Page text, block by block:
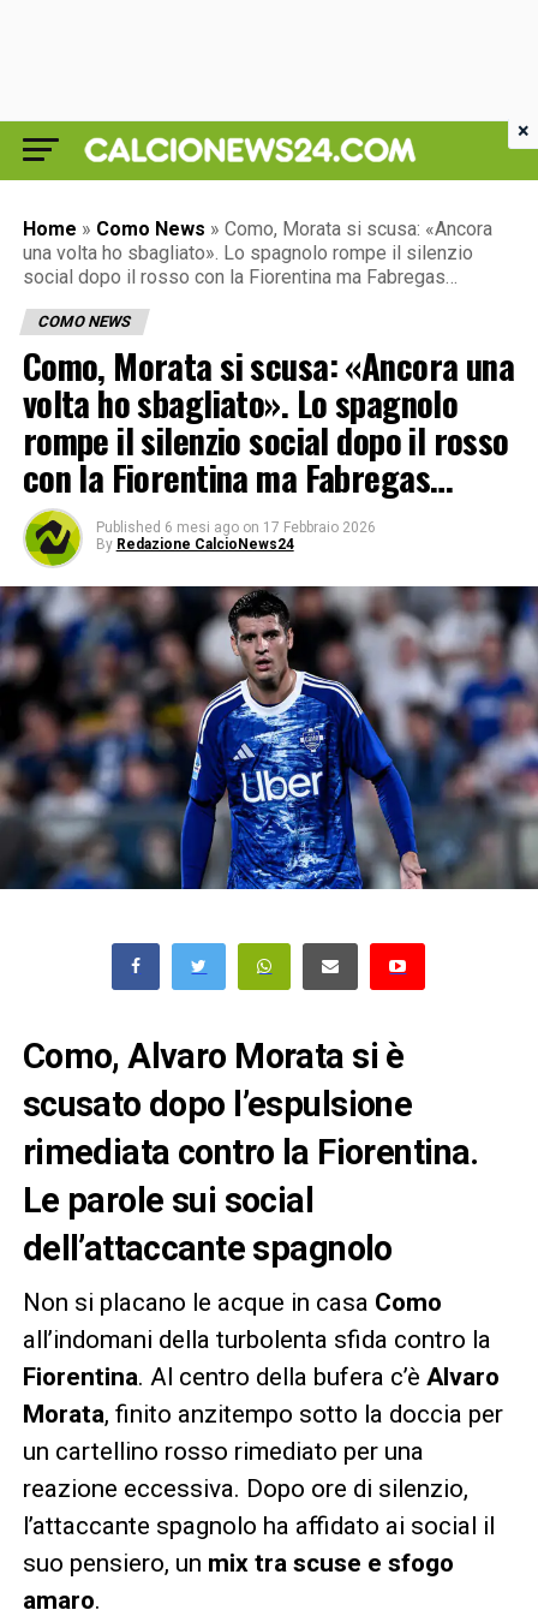
Home » Como News » Como, Morata si scusa: «Ancora
una volta ho sbagliato». Lo spagnolo rompe il silenzio
social dopo il rosso con la Fiorentina ma Fabregas…
COMO NEWS
Como, Morata si scusa: «Ancora una
volta ho sbagliato». Lo spagnolo
rompe il silenzio social dopo il rosso
con la Fiorentina ma Fabregas…
Published 6 mesi ago on 17 Febbraio 2026
By Redazione CalcioNews24
Como, Alvaro Morata si è
scusato dopo l’espulsione
rimediata contro la Fiorentina.
Le parole sui social
dell’attaccante spagnolo
Non si placano le acque in casa Como
all’indomani della turbolenta sfida contro la
Fiorentina. Al centro della bufera c’è Alvaro
Morata, finito anzitempo sotto la doccia per
un cartellino rosso rimediato per una
reazione eccessiva. Dopo ore di silenzio,
l’attaccante spagnolo ha affidato ai social il
suo pensiero, un mix tra scuse e sfogo
amaro.
×